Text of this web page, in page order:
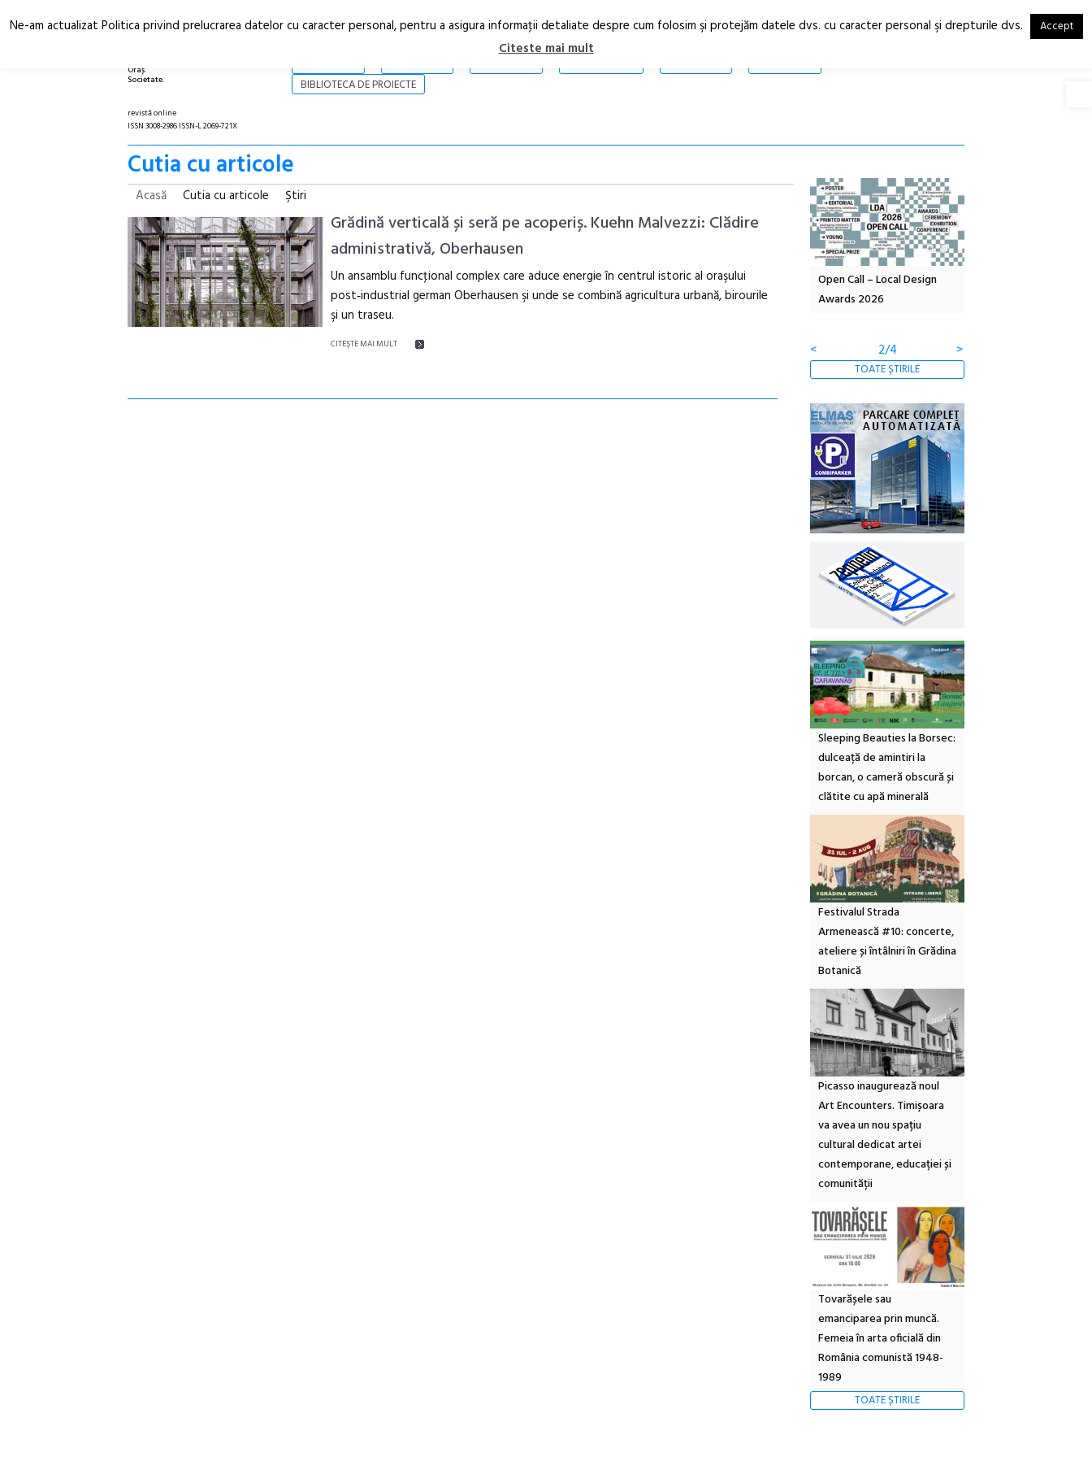
Oraș.
Societate.
RO
EN
BIBLIOTECA DE PROIECTE
revistă online
ISSN 3008-2986 ISSN-L 2069-721X
Cutia cu articole
Acasă Cutia cu articole Ştiri
Grădină verticală și seră pe acoperiș. Kuehn Malvezzi: Clădire
administrativă, Oberhausen
Un ansamblu funcţional complex care aduce energie în centrul istoric al oraşului
post‑industrial german Oberhausen şi unde se combină agricultura urbană, birourile
şi un traseu.
CITEŞTE MAI MULT
În curând: POELANDA – parc
de poezie și co-creație
Open Call – Local Design
Awards 2026
<
2/4 >
TOATE ȘTIRILE
Sleeping Beauties la Borsec:
dulceață de amintiri la
borcan, o cameră obscură și
clătite cu apă minerală
Festivalul Strada
Armenească #10: concerte,
ateliere și întâlniri în Grădina
Botanică
Picasso inaugurează noul
Art Encounters. Timișoara
va avea un nou spațiu
cultural dedicat artei
contemporane, educației și
comunității
Tovarășele sau
emanciparea prin muncă.
Femeia în arta oficială din
România comunistă 1948-
1989
TOATE ȘTIRILE
Ne-am actualizat Politica privind prelucrarea datelor cu caracter personal, pentru a asigura informaţii detaliate despre cum folosim şi protejăm datele dvs. cu caracter personal şi drepturile dvs. Accept
Citeste mai mult